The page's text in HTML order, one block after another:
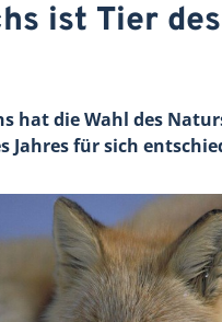
ist Tier
hat die Wahl des
Jahres für sich